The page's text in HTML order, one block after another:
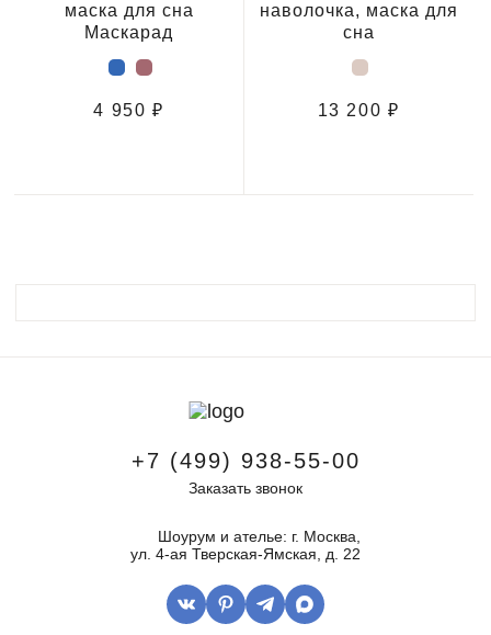
маска для сна
Маскарад
4 950 ₽
наволочка, маска для
сна
13 200 ₽
+7 (499) 938-55-00
Заказать звонок
Шоурум и ателье: г. Москва,
ул. 4-ая Тверская-Ямская, д. 22